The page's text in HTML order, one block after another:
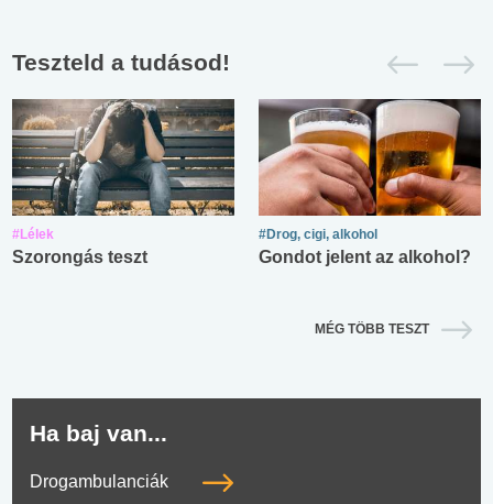
Teszteld a tudásod!
#Lélek
Szorongás teszt
#Drog, cigi, alkohol
Gondot jelent az alkohol?
MÉG TÖBB TESZT
Ha baj van...
Drogambulanciák